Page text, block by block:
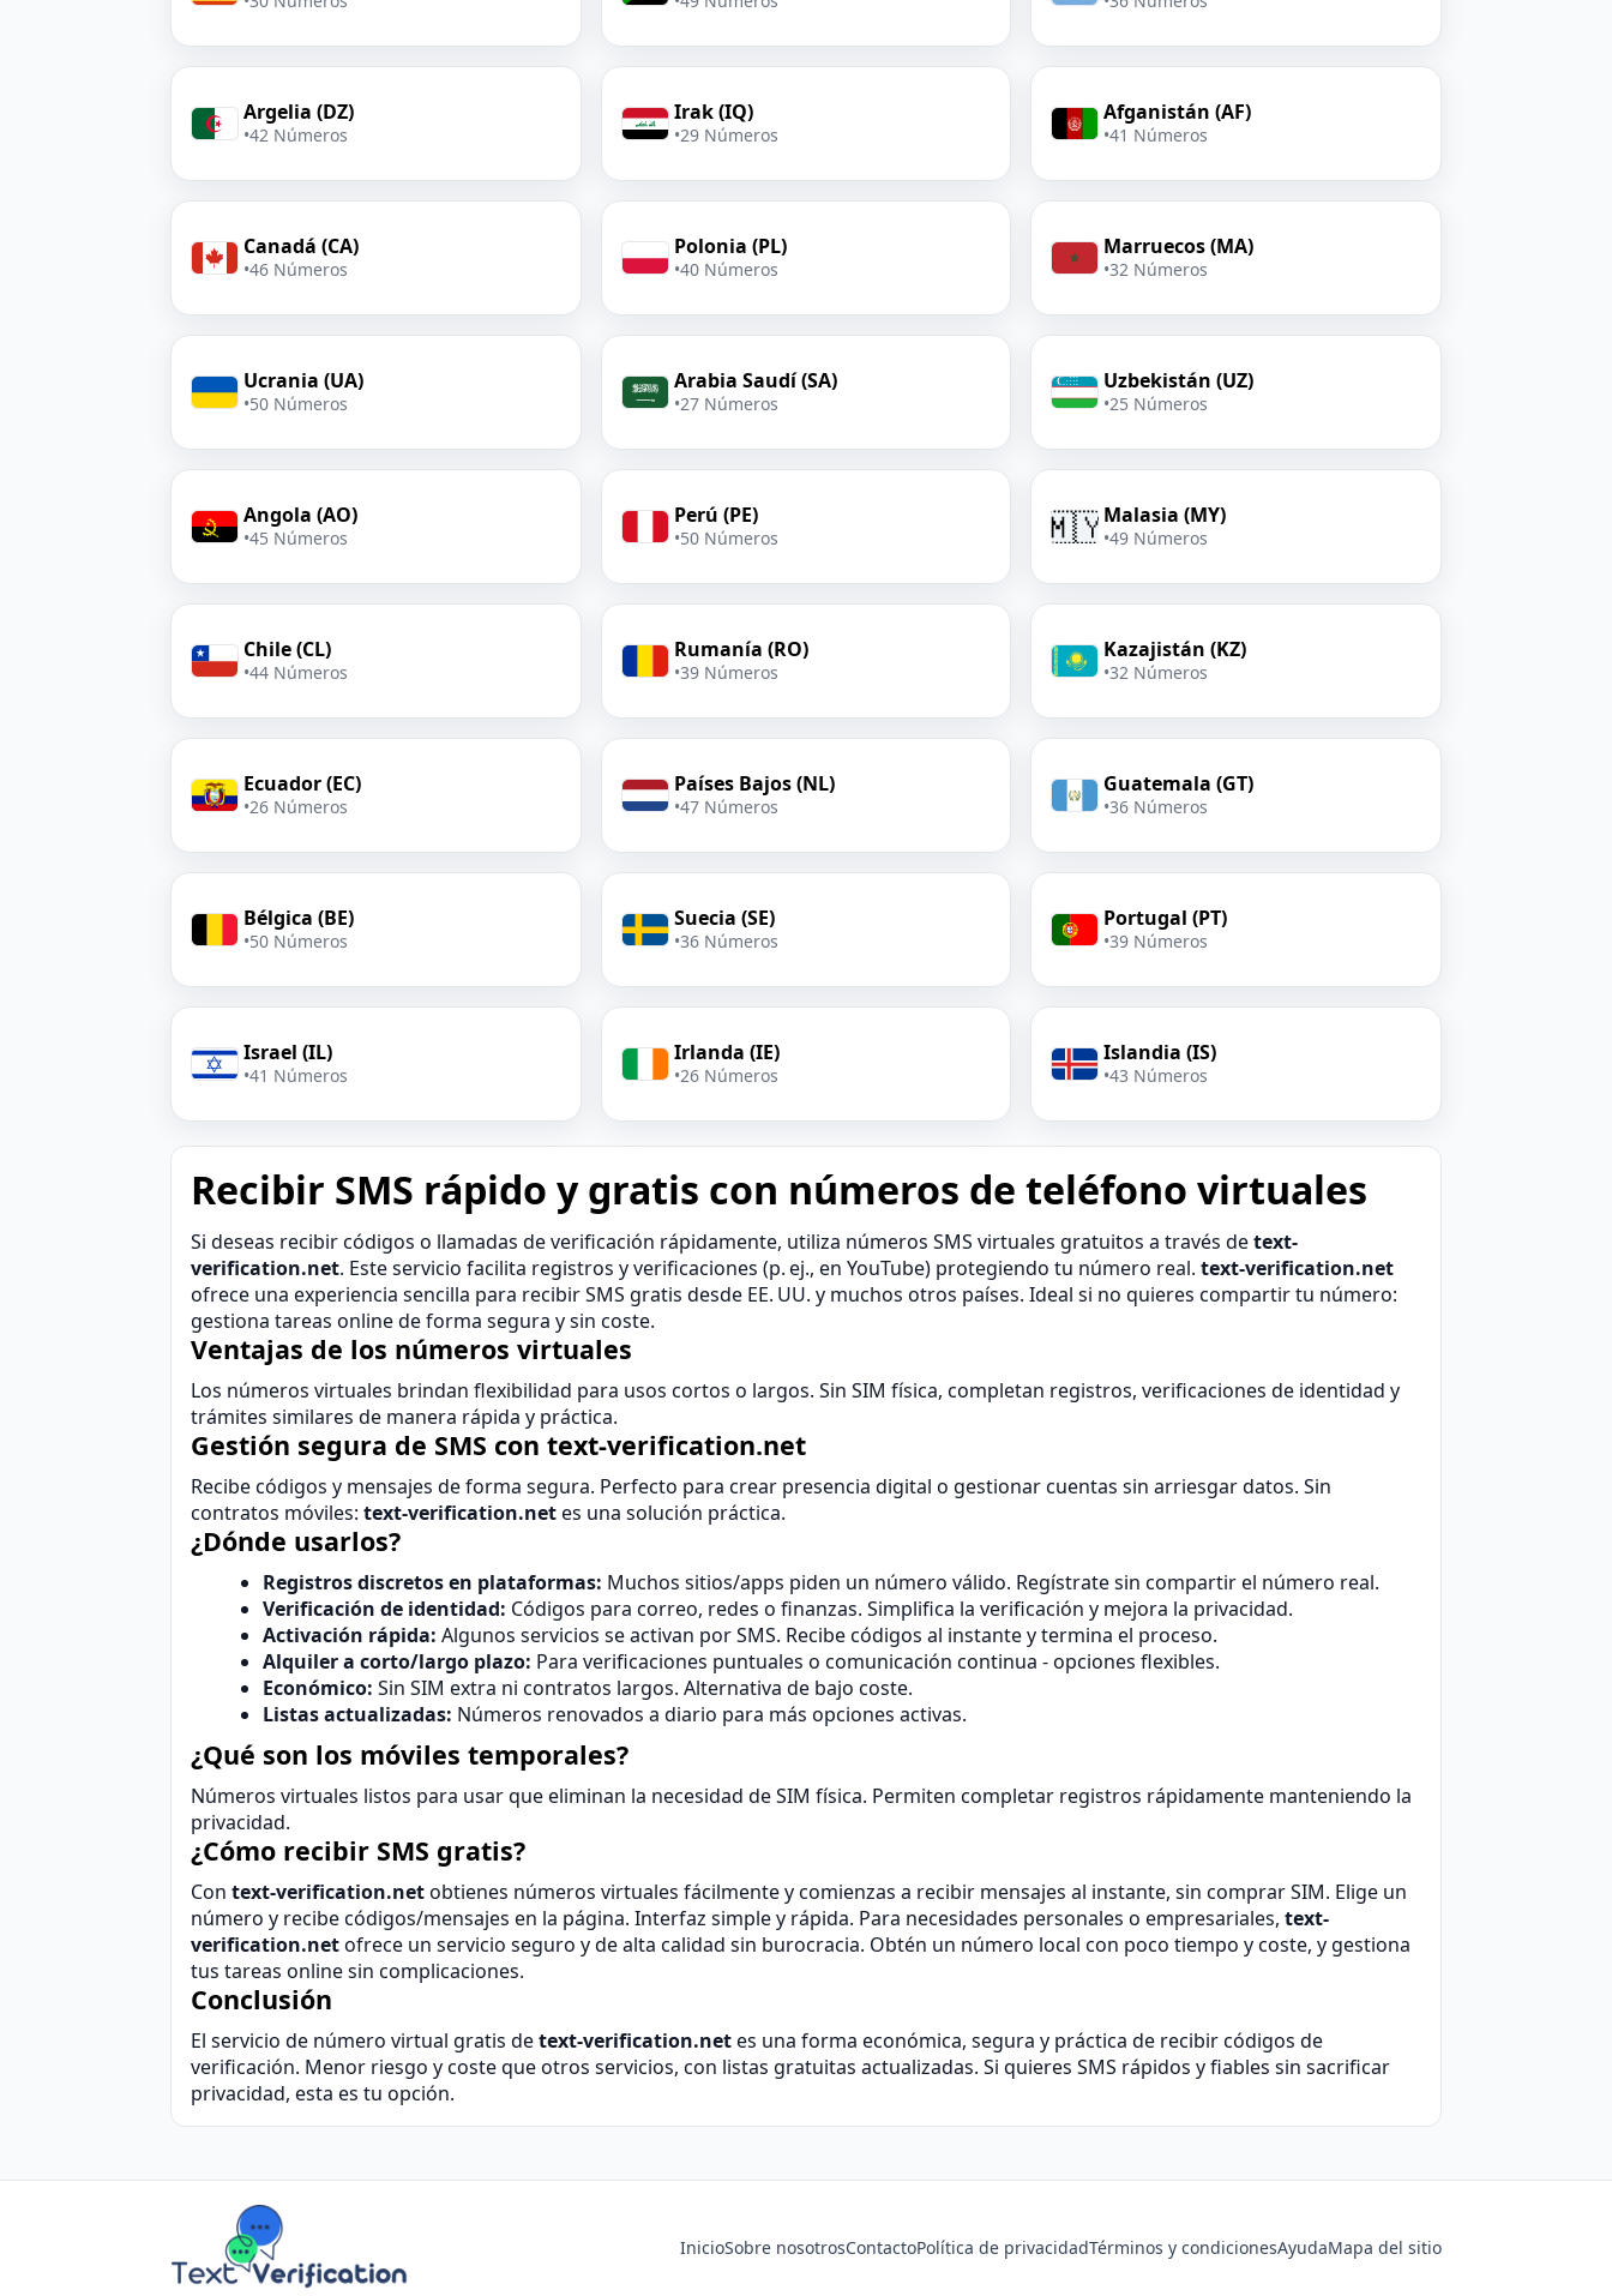
Argelia (DZ)
•42 Números
Irak (IQ)
•29 Números
Afganistán (AF)
•41 Números
Canadá (CA)
•46 Números
Polonia (PL)
•40 Números
Marruecos (MA)
•32 Números
Ucrania (UA)
•50 Números
Arabia Saudí (SA)
•27 Números
Uzbekistán (UZ)
•25 Números
Angola (AO)
•45 Números
Perú (PE)
•50 Números 🇲🇾Malasia (MY)
•49 Números
Chile (CL)
•44 Números
Rumanía (RO)
•39 Números
Kazajistán (KZ)
•32 Números
Ecuador (EC)
•26 Números
Países Bajos (NL)
•47 Números
Guatemala (GT)
•36 Números
Bélgica (BE)
•50 Números
Suecia (SE)
•36 Números
Portugal (PT)
•39 Números
Israel (IL)
•41 Números
Irlanda (IE)
•26 Números
Islandia (IS)
•43 Números
Recibir SMS rápido y gratis con números de teléfono virtuales
Si deseas recibir códigos o llamadas de verificación rápidamente, utiliza números SMS virtuales gratuitos a través detext-
verification.net. Este servicio facilita registros y verificaciones (p. ej., en YouTube) protegiendo tu número real. text-verification.net
ofrece una experiencia sencilla para recibir SMS gratis desde EE. UU. y muchos otros países. Ideal si no quieres compartir tu número:
gestiona tareas online de forma segura y sin coste.
Ventajas de los números virtuales
Los números virtuales brindan flexibilidad para usos cortos o largos. Sin SIM física, completan registros, verificaciones de identidad y
trámites similares de manera rápida y práctica.
Gestión segura de SMS con text-verification.net
Recibe códigos y mensajes de forma segura. Perfecto para crear presencia digital o gestionar cuentas sin arriesgar datos. Sin
contratos móviles: text-verification.netes una solución práctica.
¿Dónde usarlos?
Registros discretos en plataformas: Muchos sitios/apps piden un número válido. Regístrate sin compartir el número real.
Verificación de identidad: Códigos para correo, redes o finanzas. Simplifica la verificación y mejora la privacidad.
Activación rápida: Algunos servicios se activan por SMS. Recibe códigos al instante y termina el proceso.
Alquiler a corto/largo plazo: Para verificaciones puntuales o comunicación continua - opciones flexibles.
Económico: Sin SIM extra ni contratos largos. Alternativa de bajo coste.
Listas actualizadas: Números renovados a diario para más opciones activas.
¿Qué son los móviles temporales?
Números virtuales listos para usar que eliminan la necesidad de SIM física. Permiten completar registros rápidamente manteniendo la
privacidad.
¿Cómo recibir SMS gratis?
Con text-verification.netobtienes números virtuales fácilmente y comienzas a recibir mensajes al instante, sin comprar SIM. Elige un
número y recibe códigos/mensajes en la página. Interfaz simple y rápida. Para necesidades personales o empresariales, text-
verification.netofrece un servicio seguro y de alta calidad sin burocracia. Obtén un número local con poco tiempo y coste, y gestiona
tus tareas online sin complicaciones.
Conclusión
El servicio de número virtual gratis detext-verification.netes una forma económica, segura y práctica de recibir códigos de
verificación. Menor riesgo y coste que otros servicios, con listas gratuitas actualizadas. Si quieres SMS rápidos y fiables sin sacrificar
privacidad, esta es tu opción.
InicioSobre nosotrosContactoPolítica de privacidadTérminos y condicionesAyudaMapa del sitio